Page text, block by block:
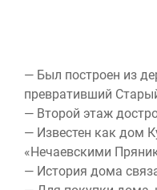
— Был построен из
превративший
— Второй этаж
— Известен как дом
«Нечаевскими
— История дома